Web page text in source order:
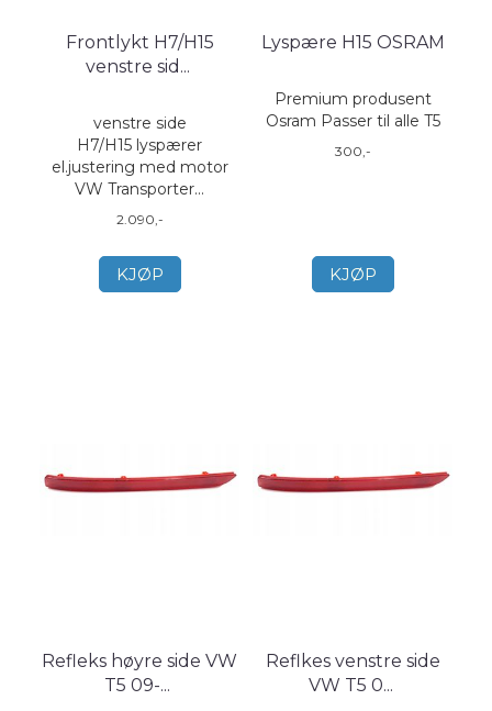
Frontlykt H7/H15
venstre sid ...
venstre side
H7/H15 lyspærer
el.justering med motor
VW Transporter...
2.090,-
KJØP
Lyspære H15 OSRAM
Premium produsent
Osram Passer til alle T5
300,-
KJØP
Refleks høyre side VW
T5 09-...
Reflkes venstre side
VW T5 0...